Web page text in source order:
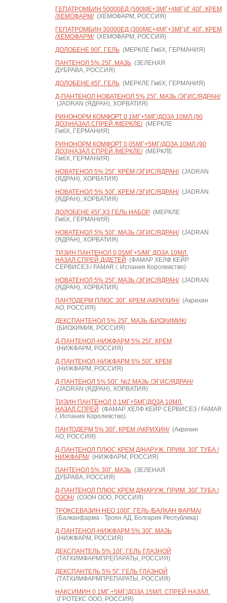
ГЕПАТРОМБИН 50000ЕД (500МЕ+3МГ+4МГ)/Г 40Г. КРЕМ
/ХЕМОФАРМ/(ХЕМОФАРМ, РОССИЯ)
ГЕПАТРОМБИН 30000ЕД (300МЕ+4МГ+3МГ)/Г 40Г. КРЕМ
/ХЕМОФАРМ/(ХЕМОФАРМ, РОССИЯ)
ДОЛОБЕНЕ 90Г. ГЕЛЬ(МЕРКЛЕ ГмбХ, ГЕРМАНИЯ)
ПАНТЕНОЛ 5% 25Г. МАЗЬ(ЗЕЛЕНАЯ
ДУБРАВА, РОССИЯ)
ДОЛОБЕНЕ 45Г. ГЕЛЬ(МЕРКЛЕ ГмбХ, ГЕРМАНИЯ)
Д-ПАНТЕНОЛ НОВАТЕНОЛ 5% 25Г. МАЗЬ /ЭГИС/ЯДРАН/
(JADRAN (ЯДРАН), ХОРВАТИЯ)
РИНОНОРМ КОМФОРТ 0,1МГ+5МГ/ДОЗА 10МЛ.(90
ДОЗ)НАЗАЛ.СПРЕЙ /МЕРКЛЕ/(МЕРКЛЕ
ГмбХ, ГЕРМАНИЯ)
РИНОНОРМ КОМФОРТ 0,05МГ+5МГ/ДОЗА 10МЛ.(90
ДОЗ)НАЗАЛ.СПРЕЙ /МЕРКЛЕ/(МЕРКЛЕ
ГмбХ, ГЕРМАНИЯ)
НОВАТЕНОЛ 5% 25Г. КРЕМ /ЭГИС/ЯДРАН/(JADRAN
(ЯДРАН), ХОРВАТИЯ)
НОВАТЕНОЛ 5% 50Г. КРЕМ /ЭГИС/ЯДРАН/(JADRAN
(ЯДРАН), ХОРВАТИЯ)
ДОЛОБЕНЕ 45Г.Х3 ГЕЛЬ НАБОР(МЕРКЛЕ
ГмбХ, ГЕРМАНИЯ)
НОВАТЕНОЛ 5% 50Г. МАЗЬ /ЭГИС/ЯДРАН/(JADRAN
(ЯДРАН), ХОРВАТИЯ)
ТИЗИН ПАНТЕНОЛ 0,05МГ+5/МГ ДОЗА 10МЛ.
НАЗАЛ.СПРЕЙ Д/ДЕТЕЙ (ФАМАР ХЕЛФ КЕЙР
СЕРВИСЕЗ / FAMAR /, Испания Королевство)
НОВАТЕНОЛ 5% 25Г. МАЗЬ /ЭГИС/ЯДРАН/(JADRAN
(ЯДРАН), ХОРВАТИЯ)
ПАНТОДЕРМ ПЛЮС 30Г. КРЕМ /АКРИХИН/(Акрихин
АО, РОССИЯ)
ДЕКСПАНТЕНОЛ 5% 25Г. МАЗЬ /БИОХИМИК/
(БИОХИМИК, РОССИЯ)
Д-ПАНТЕНОЛ-НИЖФАРМ 5% 25Г. КРЕМ
(НИЖФАРМ, РОССИЯ)
Д-ПАНТЕНОЛ-НИЖФАРМ 5% 50Г. КРЕМ
(НИЖФАРМ, РОССИЯ)
Д-ПАНТЕНОЛ 5% 50Г. №2 МАЗЬ /ЭГИС/ЯДРАН/
(JADRAN (ЯДРАН), ХОРВАТИЯ)
ТИЗИН ПАНТЕНОЛ 0,1МГ+5МГ/ДОЗА 10МЛ.
НАЗАЛ.СПРЕЙ (ФАМАР ХЕЛФ КЕЙР СЕРВИСЕЗ / FAMAR
/, Испания Королевство)
ПАНТОДЕРМ 5% 30Г. КРЕМ /АКРИХИН/(Акрихин
АО, РОССИЯ)
Д-ПАНТЕНОЛ ПЛЮС КРЕМ Д/НАРУЖ. ПРИМ. 30Г ТУБА /
НИЖФАРМ/(НИЖФАРМ, РОССИЯ)
ПАНТЕНОЛ 5% 30Г. МАЗЬ(ЗЕЛЕНАЯ
ДУБРАВА, РОССИЯ)
Д-ПАНТЕНОЛ ПЛЮС КРЕМ Д/НАРУЖ. ПРИМ. 30Г ТУБА /
ОЗОН/(ОЗОН ООО, РОССИЯ)
ТРОКСЕВАЗИН НЕО 100Г. ГЕЛЬ /БАЛКАН ФАРМА/
(Балканфарма - Троян АД, Болгария Республика)
Д-ПАНТЕНОЛ-НИЖФАРМ 5% 30Г. МАЗЬ
(НИЖФАРМ, РОССИЯ)
ДЕКСПАНТЕЛЬ 5% 10Г. ГЕЛЬ ГЛАЗНОЙ
(ТАТХИМФАРМПРЕПАРАТЫ, РОССИЯ)
ДЕКСПАНТЕЛЬ 5% 5Г. ГЕЛЬ ГЛАЗНОЙ
(ТАТХИМФАРМПРЕПАРАТЫ, РОССИЯ)
НАКСИМИН 0,1МГ.+5МГ/ДОЗА 15МЛ. СПРЕЙ НАЗАЛ.
(ГРОТЕКС ООО, РОССИЯ)